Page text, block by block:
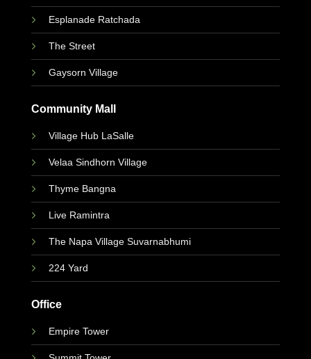
Esplanade Ratchada
The Street
Gaysorn Village
Community Mall
Village Hub LaSalle
Velaa Sindhorn Village
Thyme Bangna
Live Ramintra
The Napa Village Suvarnabhumi
224 Yard
Office
Empire Tower